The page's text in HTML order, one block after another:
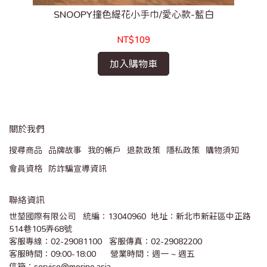
SNOOPY撞色緹花小手巾/愛心款-藍白
NT$109
加入購物車
關於我們
搜尋商品 品牌故事 我的帳戶 退款政策 隱私政策
購物須知
會員資格
防詐騙宣導資訊
聯絡資訊
世堃國際有限公司   統編：13040960  地址：新北市新莊區中正路
514巷105弄68號
客服專線：02-29081100   客服傳真：02-29082200
客服時間：09:00-18:00      營業時間：週一 ~ 週五